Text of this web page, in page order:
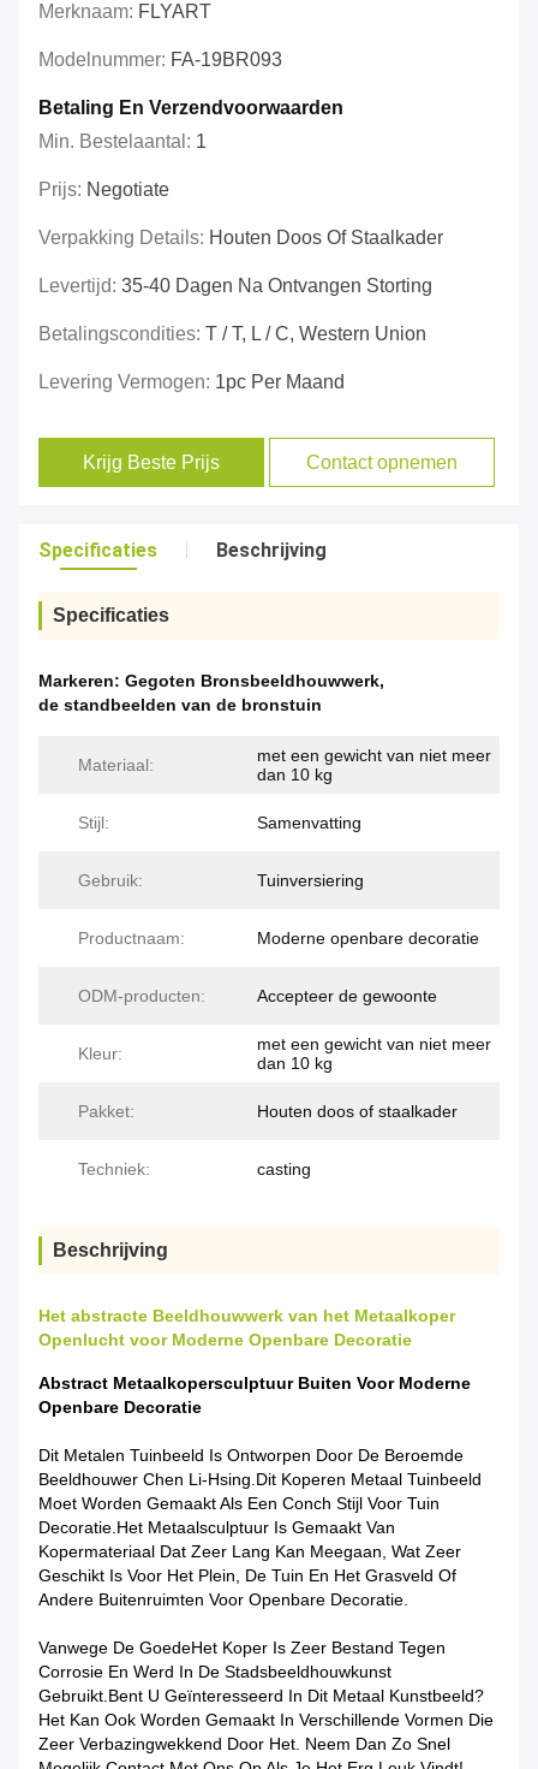
Merknaam: FLYART
Modelnummer: FA-19BR093
Betaling En Verzendvoorwaarden
Min. Bestelaantal: 1
Prijs: Negotiate
Verpakking Details: Houten Doos Of Staalkader
Levertijd: 35-40 Dagen Na Ontvangen Storting
Betalingscondities: T / T, L / C, Western Union
Levering Vermogen: 1pc Per Maand
Krijg Beste Prijs Contact opnemen
Specificaties Beschrijving
Specificaties
Markeren: Gegoten Bronsbeeldhouwwerk,
de standbeelden van de bronstuin
Materiaal:
met een gewicht van niet meer
dan 10 kg
Stijl: Samenvatting
Gebruik: Tuinversiering
Productnaam: Moderne openbare decoratie
ODM-producten: Accepteer de gewoonte
Kleur:
met een gewicht van niet meer
dan 10 kg
Pakket: Houten doos of staalkader
Techniek: casting
Beschrijving
Het abstracte Beeldhouwwerk van het Metaalkoper
Openlucht voor Moderne Openbare Decoratie
Abstract Metaalkopersculptuur Buiten Voor Moderne
Openbare Decoratie
Dit Metalen Tuinbeeld Is Ontworpen Door De Beroemde
Beeldhouwer Chen Li-Hsing.Dit Koperen Metaal Tuinbeeld
Moet Worden Gemaakt Als Een Conch Stijl Voor Tuin
Decoratie.Het Metaalsculptuur Is Gemaakt Van
Kopermateriaal Dat Zeer Lang Kan Meegaan, Wat Zeer
Geschikt Is Voor Het Plein, De Tuin En Het Grasveld Of
Andere Buitenruimten Voor Openbare Decoratie.
Vanwege De GoedeHet Koper Is Zeer Bestand Tegen
Corrosie En Werd In De Stadsbeeldhouwkunst
Gebruikt.Bent U Geïnteresseerd In Dit Metaal Kunstbeeld?
Het Kan Ook Worden Gemaakt In Verschillende Vormen Die
Zeer Verbazingwekkend Door Het. Neem Dan Zo Snel